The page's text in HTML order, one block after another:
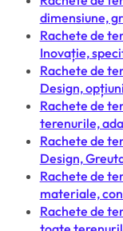
dimensiune,
Rachete de
Inovație,
Rachete de
Design,
Rachete de
terenurile,
Rachete de
Design,
Rachete de
materiale,
Rachete de